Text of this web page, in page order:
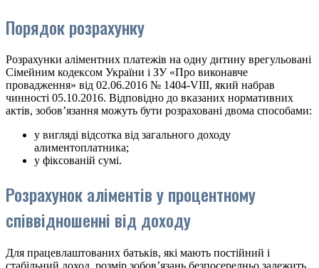
Порядок розрахунку
Розрахунки аліментних платежів на одну дитину врегульовані
Сімейним кодексом України і ЗУ «Про виконавче
провадження» від 02.06.2016 № 1404-VIII, який набрав
чинності 05.10.2016. Відповідно до вказаних нормативних
актів, зобов’язання можуть бути розраховані двома способами:
у вигляді відсотка від загального доходу
алиментоплатника;
у фіксованій сумі.
Розрахунок аліментів у процентному
співвідношенні від доходу
Для працевлаштованих батьків, які мають постійний і